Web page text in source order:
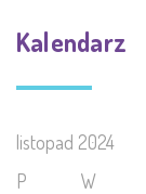
Kalendarz
listopad 2024
P
W